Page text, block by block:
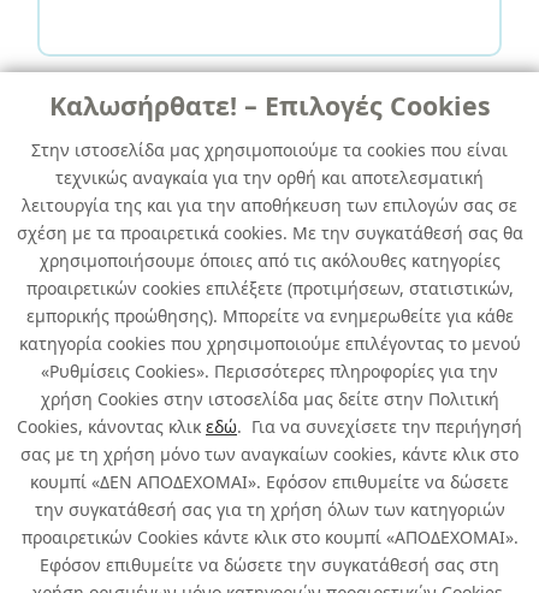
Καλωσήρθατε! – Επιλογές Cookies
Στην ιστοσελίδα μας χρησιμοποιούμε τα cookies που είναι
τεχνικώς αναγκαία για την ορθή και αποτελεσματική
λειτουργία της και για την αποθήκευση των επιλογών σας σε
σχέση με τα προαιρετικά cookies. Με την συγκατάθεσή σας θα
χρησιμοποιήσουμε όποιες από τις ακόλουθες κατηγορίες
προαιρετικών cookies επιλέξετε (προτιμήσεων, στατιστικών,
εμπορικής προώθησης). Μπορείτε να ενημερωθείτε για κάθε
κατηγορία cookies που χρησιμοποιούμε επιλέγοντας το μενού
«Ρυθμίσεις Cookies». Περισσότερες πληροφορίες για την
χρήση Cookies στην ιστοσελίδα μας δείτε στην Πολιτική
Cookies, κάνοντας κλικ εδώ. Για να συνεχίσετε την περιήγησή
σας με τη χρήση μόνο των αναγκαίων cookies, κάντε κλικ στο
κουμπί «ΔΕΝ ΑΠΟΔΕΧΟΜΑΙ». Εφόσον επιθυμείτε να δώσετε
την συγκατάθεσή σας για τη χρήση όλων των κατηγοριών
προαιρετικών Cookies κάντε κλικ στο κουμπί «ΑΠΟΔΕΧΟΜΑΙ».
Εφόσον επιθυμείτε να δώσετε την συγκατάθεσή σας στη
ΒΕΡΝΙΚΙΑ -ΦΡΟΝΤΙΔΑ ΞΥΛΟΥ-
ΠΡΟΙΟΝΤΑ ΓΙΑ TEAK
EPIFANES WOODFINISH MATTE 1 LTR
κωδ. 102110007
12τμχ / συσκευασία
Άμεσα Διαθέσιμο
Σχετικά με εμάς